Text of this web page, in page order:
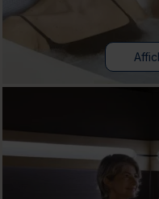
2 jours Journée détente